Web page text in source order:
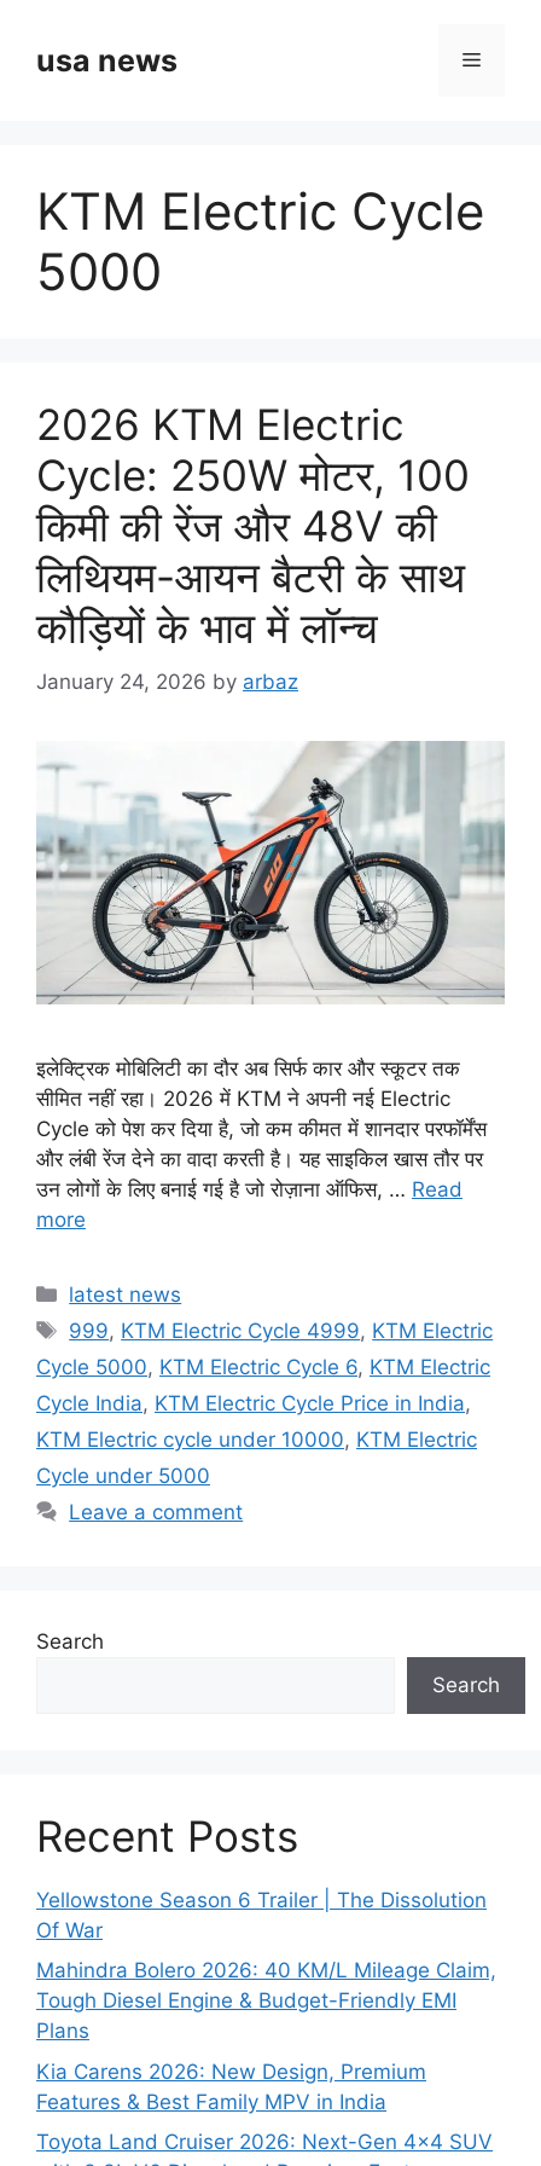
contentusa news Menu
KTM Electric Cycle
5000
2026 KTM Electric
Cycle: 250W मोटर, 100
किमी की रेंज और 48V की
लिथियम-आयन बैटरी के साथ
कौड़ियों के भाव में लॉन्च
January 24, 2026 by arbaz
इलेक्ट्रिक मोबिलिटी का दौर अब सिर्फ कार और स्कूटर तक
सीमित नहीं रहा। 2026 में KTM ने अपनी नई Electric
Cycle को पेश कर दिया है, जो कम कीमत में शानदार परफॉर्मेंस
और लंबी रेंज देने का वादा करती है। यह साइकिल खास तौर पर
उन लोगों के लिए बनाई गई है जो रोज़ाना ऑफिस, … Read
more
Categories
latest news
Tags
999, KTM Electric Cycle 4999, KTM Electric
Cycle 5000, KTM Electric Cycle 6, KTM Electric
Cycle India, KTM Electric Cycle Price in India,
KTM Electric cycle under 10000, KTM Electric
Cycle under 5000
Leave a comment
Search
Search
Recent Posts
Yellowstone Season 6 Trailer | The Dissolution
Of War
Mahindra Bolero 2026: 40 KM/L Mileage Claim,
Tough Diesel Engine & Budget-Friendly EMI
Plans
Kia Carens 2026: New Design, Premium
Features & Best Family MPV in India
Toyota Land Cruiser 2026: Next-Gen 4×4 SUV